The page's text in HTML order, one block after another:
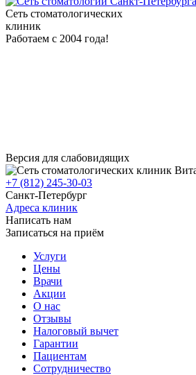
Сеть стоматологических
клиник
Работаем с 2004 года!
Версия для слабовидящих
+7 (812) 245-30-03
Санкт-Петербург
Адреса клиник
Написать нам
Записаться на приём
Услуги
Цены
Врачи
Акции
О нас
Отзывы
Налоговый вычет
Гарантии
Пациентам
Сотрудничество